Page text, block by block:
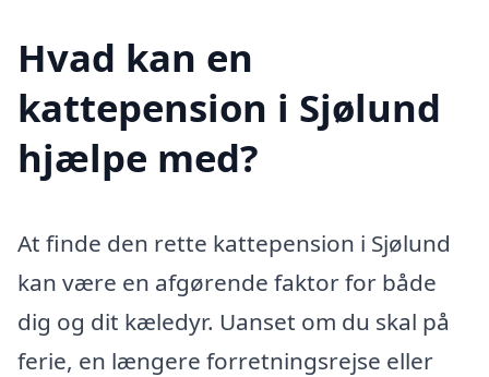
Hvad kan en
kattepension i Sjølund
hjælpe med?
At finde den rette kattepension i Sjølund
kan være en afgørende faktor for både
dig og dit kæledyr. Uanset om du skal på
ferie, en længere forretningsrejse eller